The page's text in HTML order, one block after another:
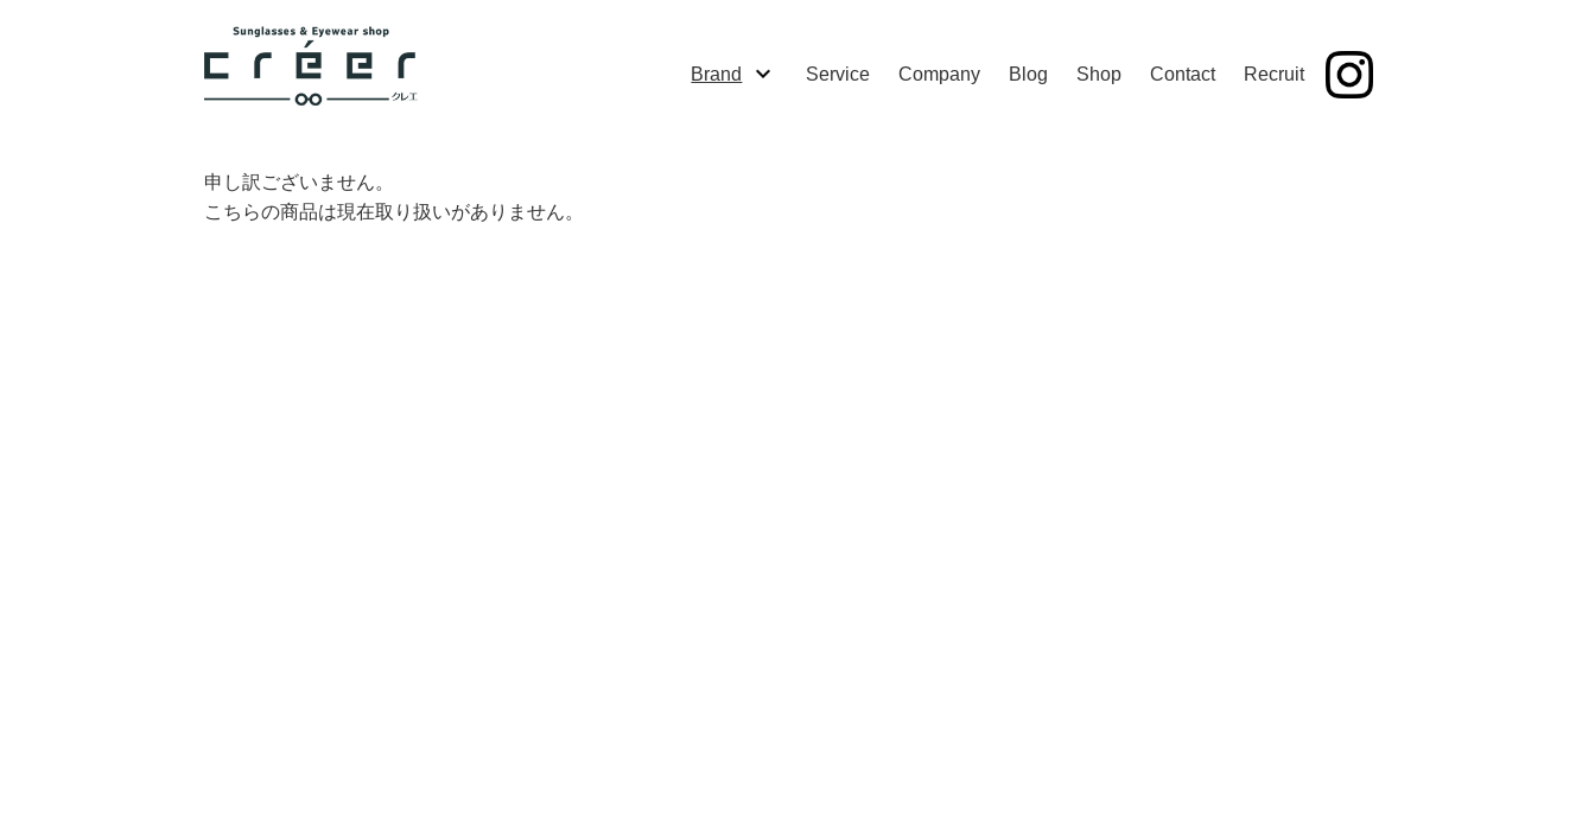
Brand Service Company Blog Shop Contact Recruit
申し訳ございません。
こちらの商品は現在取り扱いがありません。